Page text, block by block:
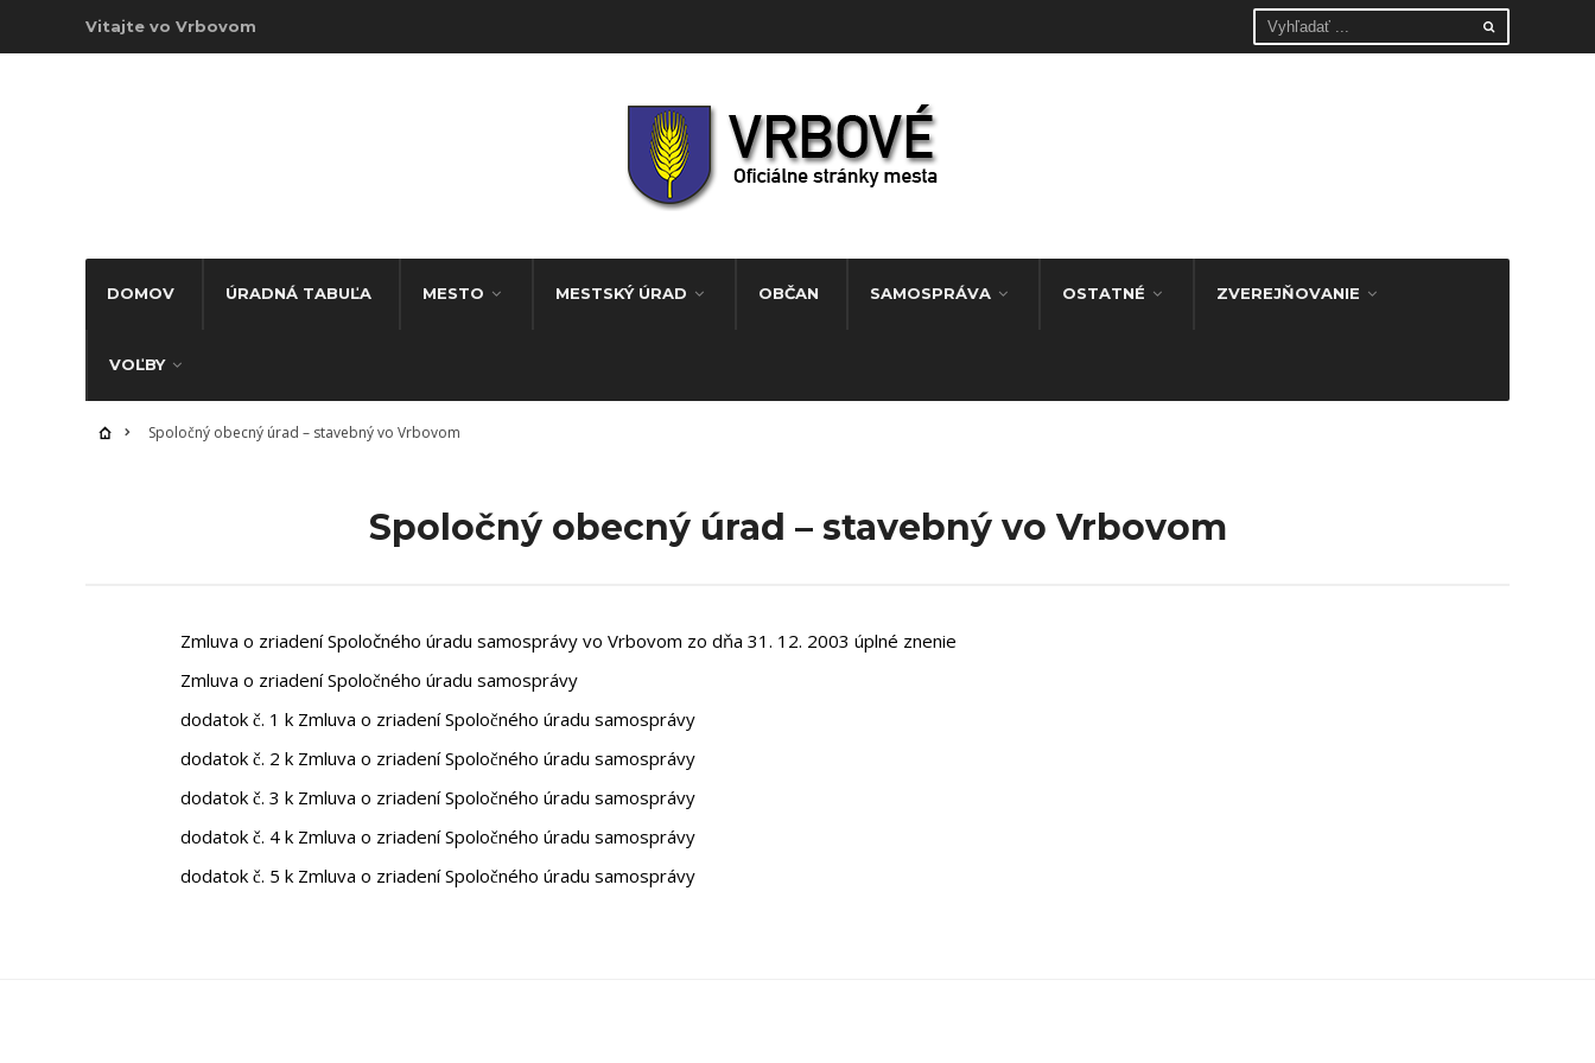
Vitajte vo Vrbovom
DOMOV ÚRADNÁ TABUĽA MESTO MESTSKÝ ÚRAD OBČAN SAMOSPRÁVA OSTATNÉ ZVEREJŇOVANIE
VOĽBY
Spoločný obecný úrad – stavebný vo Vrbovom
Spoločný obecný úrad – stavebný vo Vrbovom
Zmluva o zriadení Spoločného úradu samosprávy vo Vrbovom zo dňa 31. 12. 2003 úplné znenie
Zmluva o zriadení Spoločného úradu samosprávy
dodatok č. 1 k Zmluva o zriadení Spoločného úradu samosprávy
dodatok č. 2 k Zmluva o zriadení Spoločného úradu samosprávy
dodatok č. 3 k Zmluva o zriadení Spoločného úradu samosprávy
dodatok č. 4 k Zmluva o zriadení Spoločného úradu samosprávy
dodatok č. 5 k Zmluva o zriadení Spoločného úradu samosprávy